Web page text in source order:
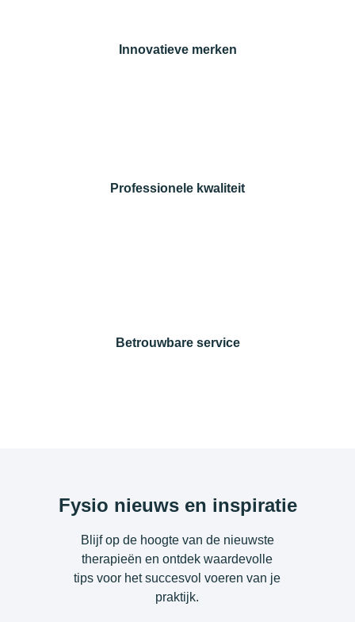
Innovatieve merken
Professionele kwaliteit
Betrouwbare service
Fysio nieuws en inspiratie
Blijf op de hoogte van de nieuwste
therapieën en ontdek waardevolle
tips voor het succesvol voeren van je
praktijk.